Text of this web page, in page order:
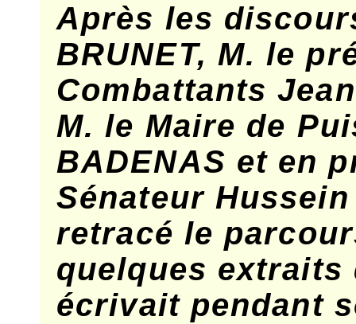
Après les
BRUNET, M. le
Combattants
M. le Maire de
BADENAS et en
Sénateur
retracé le
quelques
écrivait pendant